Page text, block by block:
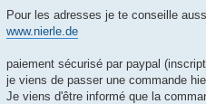
Pour les adresses je te conseille
www.nierle.de
paiement sécurisé par paypal
je viens de passer une commande
Je viens d'être informé que la